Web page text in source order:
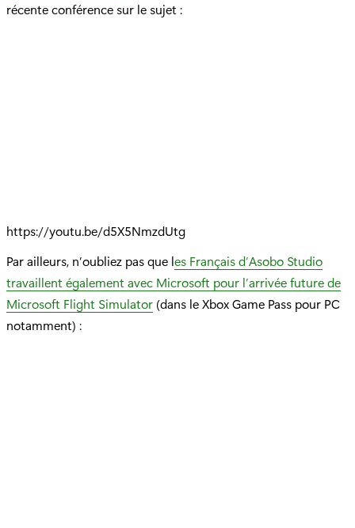
récente conférence sur le sujet :
https://youtu.be/d5X5NmzdUtg
Par ailleurs, n’oubliez pas que les Français d’Asobo Studio
travaillent également avec Microsoft pour l’arrivée future de
Microsoft Flight Simulator (dans le Xbox Game Pass pour PC
notamment) :